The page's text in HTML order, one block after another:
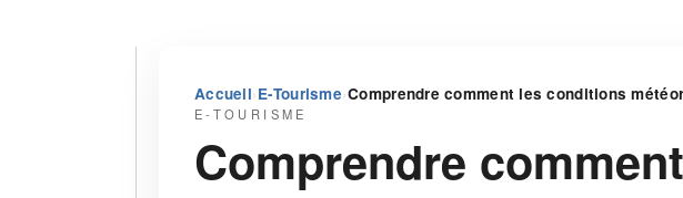
Accueil›E-Tourisme›Comprendre comment les conditions
E-TOURISME
Comprendre